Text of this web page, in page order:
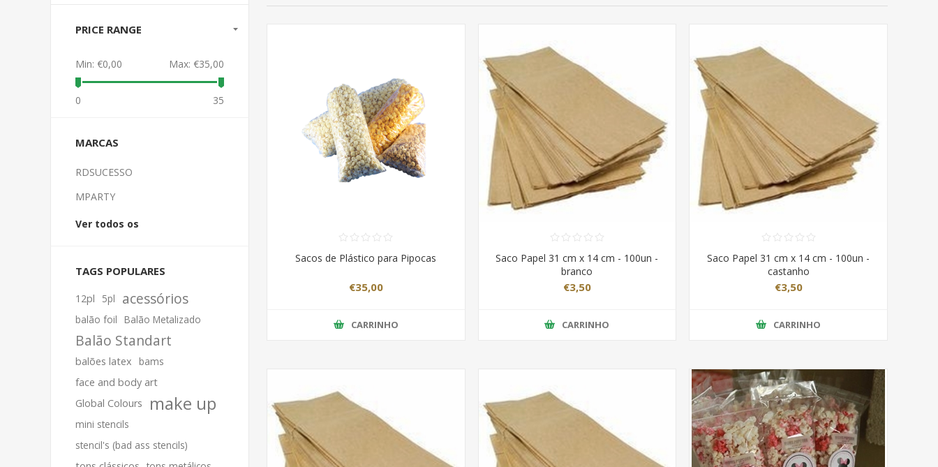
Sacos de Plástico para Pipocas
€35,00
CARRINHO
Saco Papel 31 cm x 14 cm - 100un -
branco
€3,50
CARRINHO
Saco Papel 31 cm x 14 cm - 100un -
castanho
€3,50
CARRINHO
PRICE RANGE
Min: €0,00 Max: €35,00
0 35
MARCAS
RDSUCESSO
MPARTY
Ver todos os
TAGS POPULARES
12pl 5pl acessórios
balão foil Balão Metalizado
Balão Standart
balões latex
bams
face and body art
Global Colours
make up
mini stencils
stencil's (bad ass stencils)